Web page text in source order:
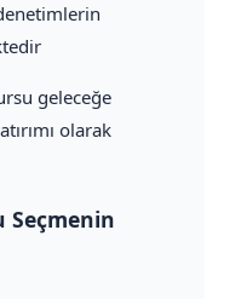
geleceğe
olarak
Seçmenin